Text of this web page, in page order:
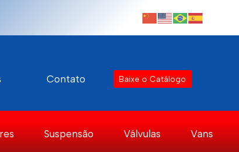
Contato Baixe o Catálogo
Suspensão Válvulas Vans